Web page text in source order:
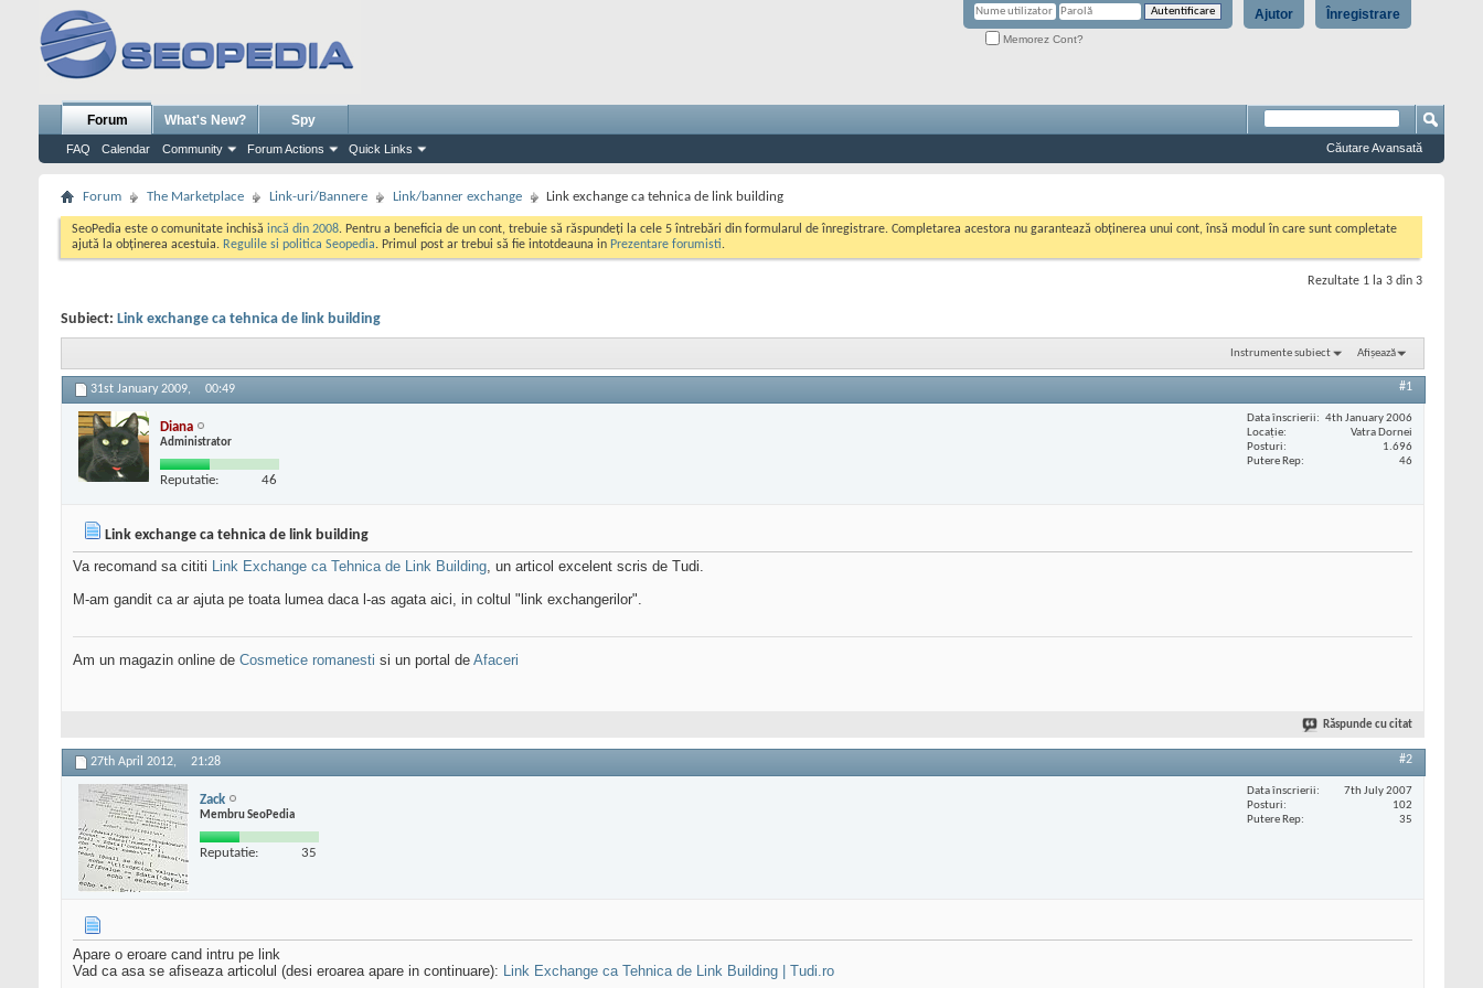
Înregistrare
Ajutor
Memorez Cont?
Forum
FAQ Calendar Community Forum Actions Quick Links
What's New? Spy
Căutare Avansată
Forum The Marketplace Link-uri/Bannere Link/banner exchange Link exchange ca tehnica de link building
SeoPedia este o comunitate inchisă incă din 2008. Pentru a beneficia de un cont, trebuie să răspundeți la cele 5 întrebări din formularul de înregistrare. Completarea acestora nu garantează obținerea unui cont, însă modul în care sunt completate
ajută la obținerea acestuia. Regulile si politica Seopedia. Primul post ar trebui să fie intotdeauna in Prezentare forumisti.
Rezultate 1 la 3 din 3
Subiect: Link exchange ca tehnica de link building
Instrumente subiect Afișează
31st January 2009, 00:49 #1
Diana
Administrator
Reputatie: 46
Data înscrierii
4th January 2006
Locaţie
Vatra Dornei
Posturi
1.696
Putere Rep
46
Link exchange ca tehnica de link building
Va recomand sa cititi Link Exchange ca Tehnica de Link Building, un articol excelent scris de Tudi.
M-am gandit ca ar ajuta pe toata lumea daca l-as agata aici, in coltul "link exchangerilor".
Am un magazin online de Cosmetice romanesti si un portal de Afaceri
Răspunde cu citat
27th April 2012, 21:28 #2
Zack
Membru SeoPedia
Reputatie: 35
Data înscrierii
7th July 2007
Posturi
102
Putere Rep
35
Apare o eroare cand intru pe link
Vad ca asa se afiseaza articolul (desi eroarea apare in continuare): Link Exchange ca Tehnica de Link Building | Tudi.ro